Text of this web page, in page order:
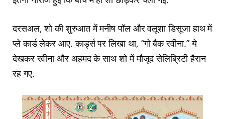
दरसअल, शो की शुरुआत में मनीष पॉल और वलूशा डिसूजा हाथ में
प्ले कार्ड लेकर आए. कार्ड्स पर लिखा था, “गो बैक रवीना.” ये
देखकर रवीना और अहमद के साथ शो में मौजूद सेलिब्र‍िटी हैरान
रह गए.